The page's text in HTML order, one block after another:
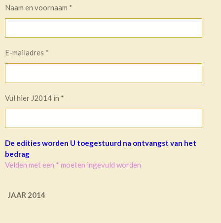
Naam en voornaam *
E-mailadres *
Vul hier J2014 in *
De edities worden U toegestuurd na ontvangst van het
bedrag
Velden met een * moeten ingevuld worden
JAAR 2014